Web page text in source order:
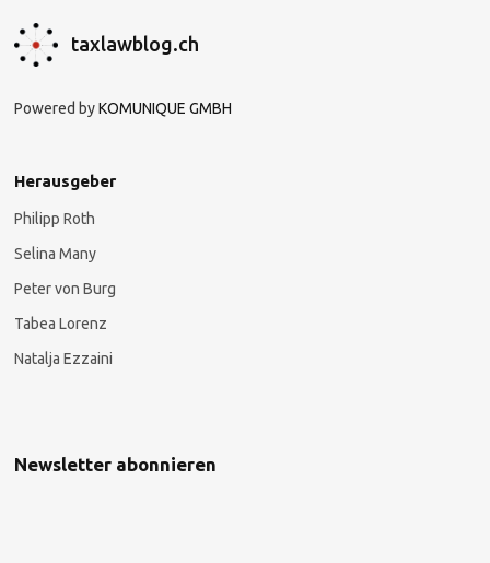
taxlawblog.ch
Powered byKOMUNIQUE GMBH
Herausgeber
Philipp Roth
Selina Many
Peter von Burg
Tabea Lorenz
Natalja Ezzaini
Newsletter abonnieren